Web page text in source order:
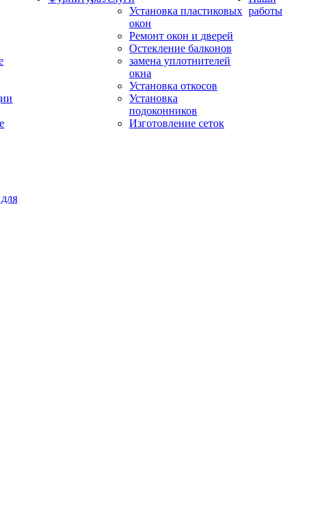
Установка пластиковых
окон
Ремонт окон и дверей
Остекление балконов
замена уплотнителей
окна
Установка откосов
Установка
подоконников
Изготовление сеток
работы